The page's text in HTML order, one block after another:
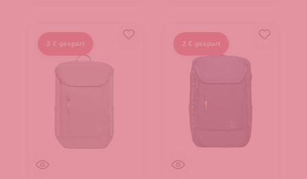
2 € gespart 2 € gespart